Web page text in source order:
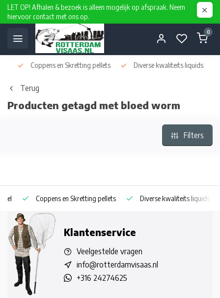
LET OP! Afhalen & bezoek is alleen mogelijk op afspraak. Neem
hiervoor contact met ons op.
0
Coppens en Skretting pellets Diverse kwaliteits liquids
Terug
Producten getagd met bloed worm
Filters
Coppens en Skretting pellets Diverse kwaliteits liquids
Klantenservice
Veelgestelde vragen
info@rotterdamvisaas.nl
+316 24274625